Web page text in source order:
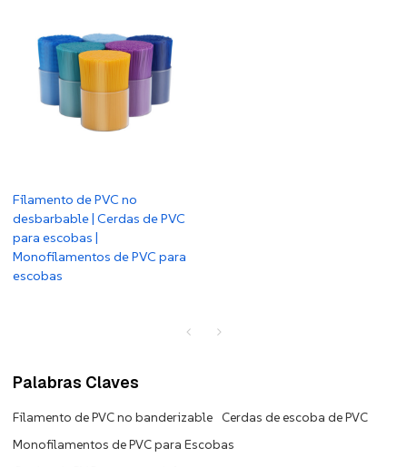
Filamento de PVC no
desbarbable | Cerdas de PVC
para escobas |
Monofilamentos de PVC para
escobas
Palabras Claves
Filamento de PVC no banderizable Cerdas de escoba de PVC
Monofilamentos de PVC para Escobas